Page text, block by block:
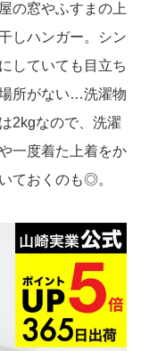
の窓やふすまの上
しハンガー。シン
していても目立ち
所がない…洗濯物
2kgなので、洗濯
一度着た上着をか
ておくのも◎。